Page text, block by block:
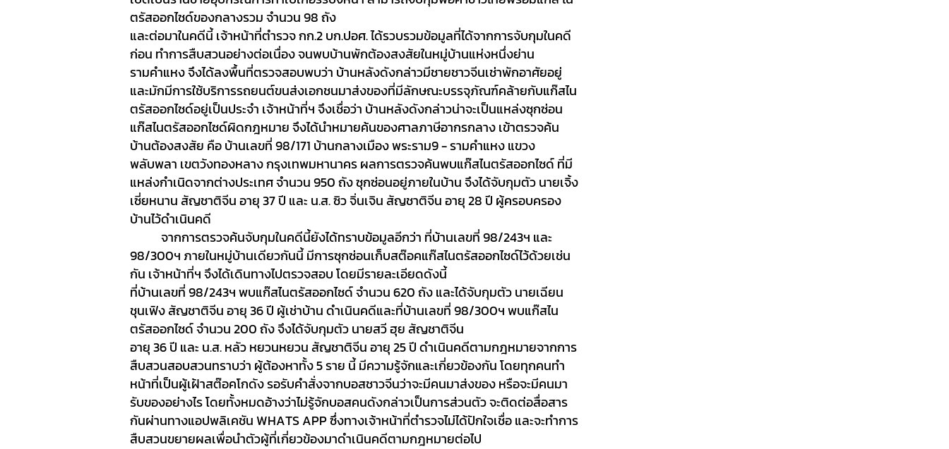
ตรัสออกไซด์ของกลางรวม จำนวน 98 ถัง
และต่อมาในคดีนี้ เจ้าหน้าที่ตำรวจ กก.2 บก.ปอศ. ได้รวบรวมข้อมูลที่ได้จากการจับกุมในคดี
ก่อน ทำการสืบสวนอย่างต่อเนื่อง จนพบบ้านพักต้องสงสัยในหมู่บ้านแห่งหนึ่งย่าน
รามคำแหง จึงได้ลงพื้นที่ตรวจสอบพบว่า บ้านหลังดังกล่าวมีชายชาวจีนเช่าพักอาศัยอยู่
และมักมีการใช้บริการรถยนต์ขนส่งเอกชนมาส่งของที่มีลักษณะบรรจุภัณฑ์คล้ายกับแก๊สไน
ตรัสออกไซด์อยู่เป็นประจำ เจ้าหน้าที่ฯ จึงเชื่อว่า บ้านหลังดังกล่าวน่าจะเป็นแหล่งซุกซ่อน
แก๊สไนตรัสออกไซด์ผิดกฎหมาย จึงได้นำหมายค้นของศาลภาษีอากรกลาง เข้าตรวจค้น
บ้านต้องสงสัย คือ บ้านเลขที่ 98/171 บ้านกลางเมือง พระราม9 - รามคำแหง แขวง
พลับพลา เขตวังทองหลาง กรุงเทพมหานาคร ผลการตรวจค้นพบแก๊สไนตรัสออกไซด์ ที่มี
แหล่งกำเนิดจากต่างประเทศ จำนวน 950 ถัง ซุกซ่อนอยู่ภายในบ้าน จึงได้จับกุมตัว นายเจิ้ง
เซี่ยหนาน สัญชาติจีน อายุ 37 ปี และ น.ส. ซิว จิ่นเจิน สัญชาติจีน อายุ 28 ปี ผู้ครอบครอง
บ้านไว้ดำเนินคดี
จากการตรวจค้นจับกุมในคดีนี้ยังได้ทราบข้อมูลอีกว่า ที่บ้านเลขที่ 98/243ฯ และ
98/300ฯ ภายในหมู่บ้านเดียวกันนี้ มีการซุกซ่อนเก็บสต๊อคแก๊สไนตรัสออกไซด์ไว้ด้วยเช่น
กัน เจ้าหน้าที่ฯ จึงได้เดินทางไปตรวจสอบ โดยมีรายละเอียดดังนี้
ที่บ้านเลขที่ 98/243ฯ พบแก๊สไนตรัสออกไซด์ จำนวน620ถัง และได้จับกุมตัว นายเฉียน
ชุนเฟิง สัญชาติจีน อายุ 36 ปี ผู้เช่าบ้าน ดำเนินคดีและที่บ้านเลขที่98/300ฯ พบแก๊สไน
ตรัสออกไซด์ จำนวน200ถัง จึงได้จับกุมตัว นายสวี ฮุย สัญชาติจีน
อายุ 36 ปี และ น.ส. หลัว หยวนหยวน สัญชาติจีน อายุ 25 ปี ดำเนินคดีตามกฎหมายจากการ
สืบสวนสอบสวนทราบว่า ผู้ต้องหาทั้ง5ราย นี้ มีความรู้จักและเกี่ยวข้องกัน โดยทุกคนทำ
หน้าที่เป็นผู้เฝ้าสต๊อคโกดัง รอรับคำสั่งจากบอสชาวจีนว่าจะมีคนมาส่งของ หรือจะมีคนมา
รับของอย่างไร โดยทั้งหมดอ้างว่าไม่รู้จักบอสคนดังกล่าวเป็นการส่วนตัว จะติดต่อสื่อสาร
กันผ่านทางแอปพลิเคชันWHATS APPซึ่งทางเจ้าหน้าที่ตำรวจไม่ได้ปักใจเชื่อ และจะทำการ
สืบสวนขยายผลเพื่อนำตัวผู้ที่เกี่ยวข้องมาดำเนินคดีตามกฎหมายต่อไป